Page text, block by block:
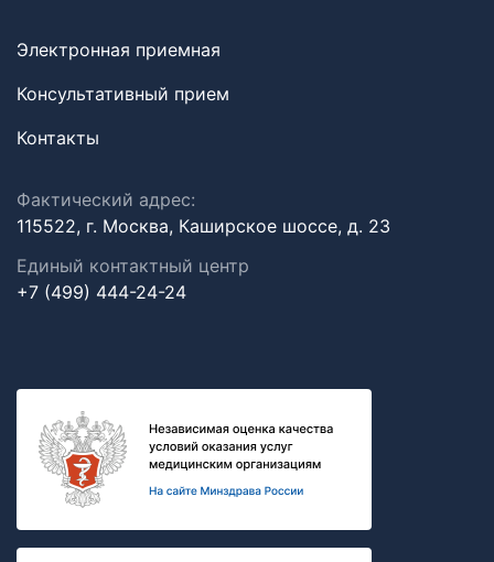
Электронная приемная
Консультативный прием
Контакты
Фактический адрес:
115522, г. Москва, Каширское шоссе, д. 23
Единый контактный центр
+7 (499) 444-24-24